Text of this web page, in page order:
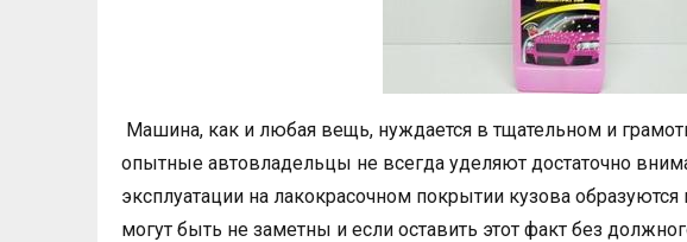
Машина, как и любая вещь, нуждается в тщательном и
опытные автовладельцы не всегда уделяют достаточно
эксплуатации на лакокрасочном покрытии кузова
могут быть не заметны и если оставить этот факт без